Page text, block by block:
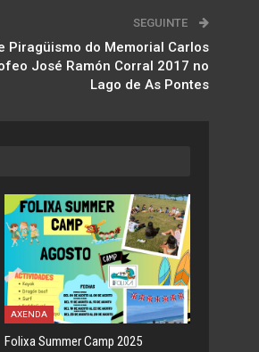
SEGUINTE
Piragüismo do Memorial Carlos
José Ramón Corral 2017 no
Lago de As Pontes
AXENDA
Folixa Summer Camp 2025